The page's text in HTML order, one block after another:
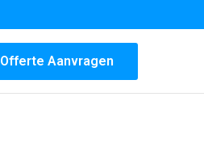
Offerte Aanvragen